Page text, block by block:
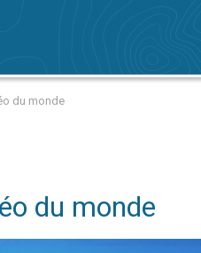
du monde
du monde